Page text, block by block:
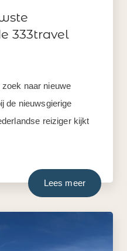
333travel
naar nieuwe
de nieuwsgierige
reiziger kijkt
Lees meer